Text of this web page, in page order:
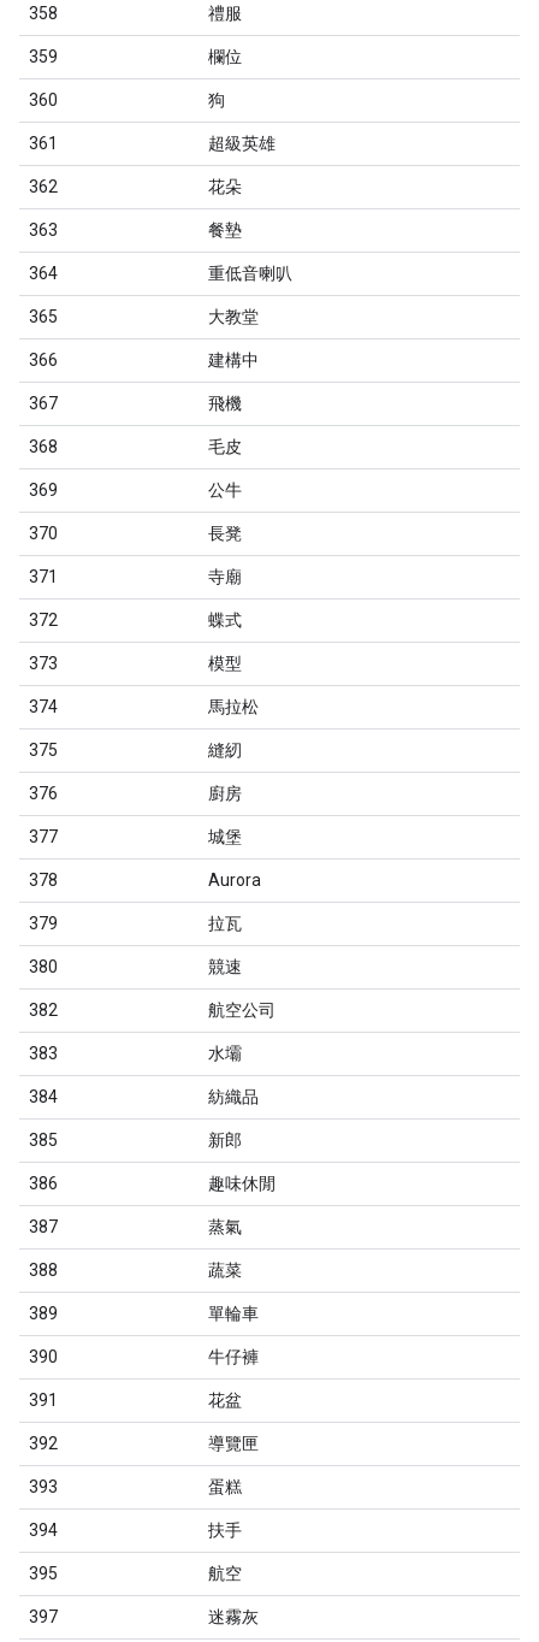
358 禮服
359 欄位
360 狗
361 超級英雄
362 花朵
363 餐墊
364 重低音喇叭
365 大教堂
366 建構中
367 飛機
368 毛皮
369 公牛
370 長凳
371 寺廟
372 蝶式
373 模型
374 馬拉松
375 縫紉
376 廚房
377 城堡
378 Aurora
379 拉瓦
380 競速
382 航空公司
383 水壩
384 紡織品
385 新郎
386 趣味休閒
387 蒸氣
388 蔬菜
389 單輪車
390 牛仔褲
391 花盆
392 導覽匣
393 蛋糕
394 扶手
395 航空
397 迷霧灰